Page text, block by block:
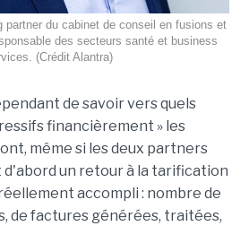
partner du cabinet de conseil en fusions et
des secteurs santé et business
(Crédit Alantra)
de savoir vers quels
financièrement » les
même si les deux partners
un retour à la tarification
accompli : nombre de
de factures générées, traitées,